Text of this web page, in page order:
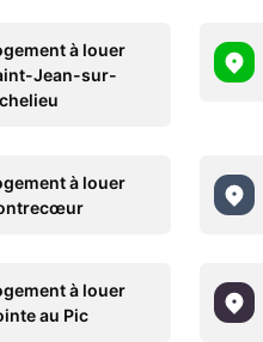
à louer
Jean-sur-
à louer
à louer
au Pic